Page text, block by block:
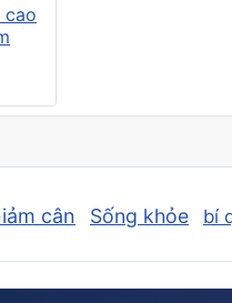
cao
cân Sống khỏe bí